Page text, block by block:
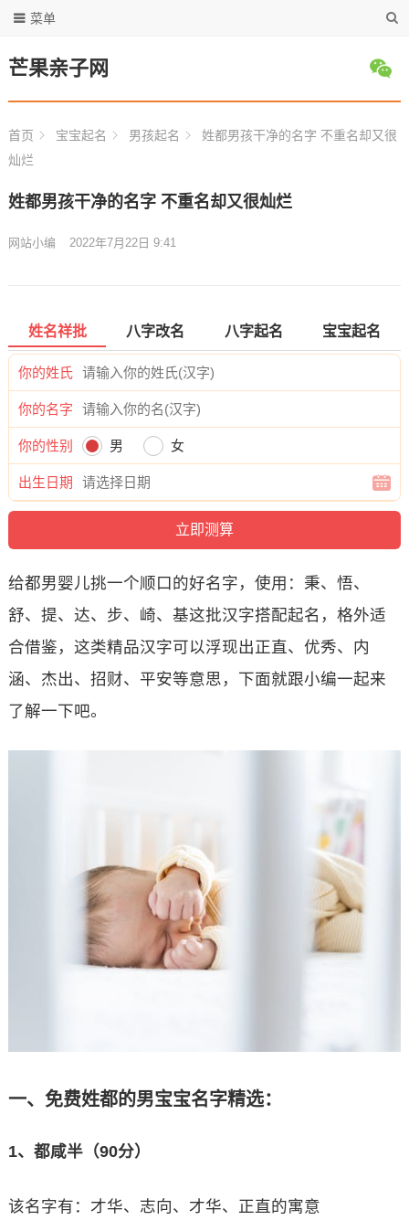
芒果亲子网
菜单
首页 宝宝起名 男孩起名
姓都男孩干净的名字 不重名却又很
灿烂
姓都男孩干净的名字 不重名却又很灿烂
网站小编 2022年7月22日 9:41
姓名祥批 八字改名 八字起名 宝宝起名
你的姓氏
你的名字
你的性别 男 女
出生日期
给都男婴儿挑一个顺口的好名字，使用：秉、悟、
舒、提、达、步、崎、基这批汉字搭配起名，格外适
合借鉴，这类精品汉字可以浮现出正直、优秀、内
涵、杰出、招财、平安等意思，下面就跟小编一起来
了解一下吧。
一、免费姓都的男宝宝名字精选：
1、都咸半（90分）
该名字有：才华、志向、才华、正直的寓意